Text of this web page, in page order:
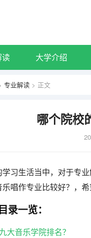
读 大学介绍
专业解读 > 正文
哪个院校
习生活当中，对于专
乐唱作专业比较好？，
录一览：
大音乐学院排名？